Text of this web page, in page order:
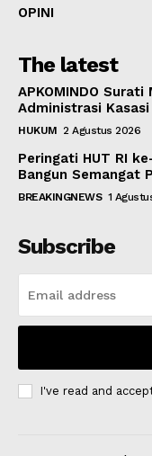
OPINI
The latest
APKOMINDO
Administrasi
HUKUM 2 Agustus 2026
Peringati HUT RI
Bangun Semangat
BREAKINGNEWS 1
Subscribe
I've read and